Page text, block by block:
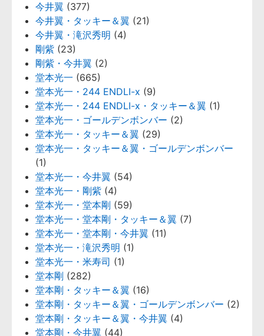
今井翼 (377)
今井翼・タッキー＆翼 (21)
今井翼・滝沢秀明 (4)
剛紫 (23)
剛紫・今井翼 (2)
堂本光一 (665)
堂本光一・244 ENDLI-x (9)
堂本光一・244 ENDLI-x・タッキー＆翼 (1)
堂本光一・ゴールデンボンバー (2)
堂本光一・タッキー＆翼 (29)
堂本光一・タッキー＆翼・ゴールデンボンバー
(1)
堂本光一・今井翼 (54)
堂本光一・剛紫 (4)
堂本光一・堂本剛 (59)
堂本光一・堂本剛・タッキー＆翼 (7)
堂本光一・堂本剛・今井翼 (11)
堂本光一・滝沢秀明 (1)
堂本光一・米寿司 (1)
堂本剛 (282)
堂本剛・タッキー＆翼 (16)
堂本剛・タッキー＆翼・ゴールデンボンバー (2)
堂本剛・タッキー＆翼・今井翼 (4)
堂本剛・今井翼 (44)